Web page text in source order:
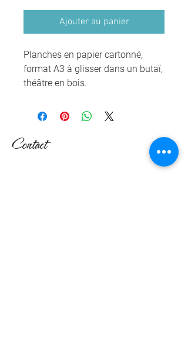
Ajouter au panier
Planches en papier cartonné,
format A3 à glisser dans un butaï,
théâtre en bois.
Contact